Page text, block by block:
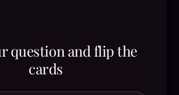
question and flip the
cards